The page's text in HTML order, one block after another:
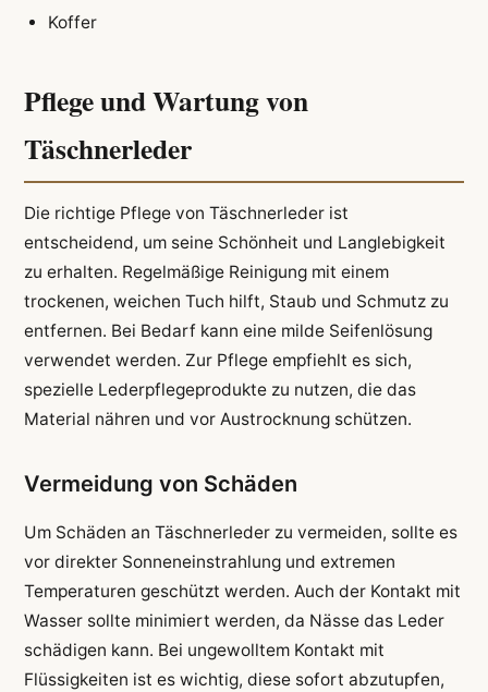
Koffer
Pflege und Wartung von
Täschnerleder
Die richtige Pflege von Täschnerleder ist
entscheidend, um seine Schönheit und Langlebigkeit
zu erhalten. Regelmäßige Reinigung mit einem
trockenen, weichen Tuch hilft, Staub und Schmutz zu
entfernen. Bei Bedarf kann eine milde Seifenlösung
verwendet werden. Zur Pflege empfiehlt es sich,
spezielle Lederpflegeprodukte zu nutzen, die das
Material nähren und vor Austrocknung schützen.
Vermeidung von Schäden
Um Schäden an Täschnerleder zu vermeiden, sollte es
vor direkter Sonneneinstrahlung und extremen
Temperaturen geschützt werden. Auch der Kontakt mit
Wasser sollte minimiert werden, da Nässe das Leder
schädigen kann. Bei ungewolltem Kontakt mit
Flüssigkeiten ist es wichtig, diese sofort abzutupfen,